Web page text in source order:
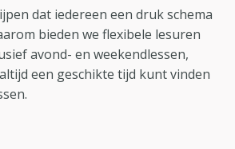
dat iedereen een druk schema
bieden we flexibele lesuren
avond- en weekendlessen,
een geschikte tijd kunt vinden